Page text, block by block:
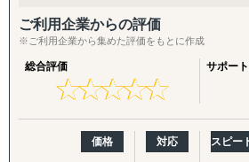
ービスを提供し、旬なクライアント
で取り組んで参ります。
提供サービス：
海外市場調査・進出戦略策定支援
販売代理店＆パートナー発掘 (B2B)
ご利用企業からの評価
※ご利用企業から集めた評価をもとに作成
総合評価
★★★★★
★★★★★
サポー
価格 対応 スピー